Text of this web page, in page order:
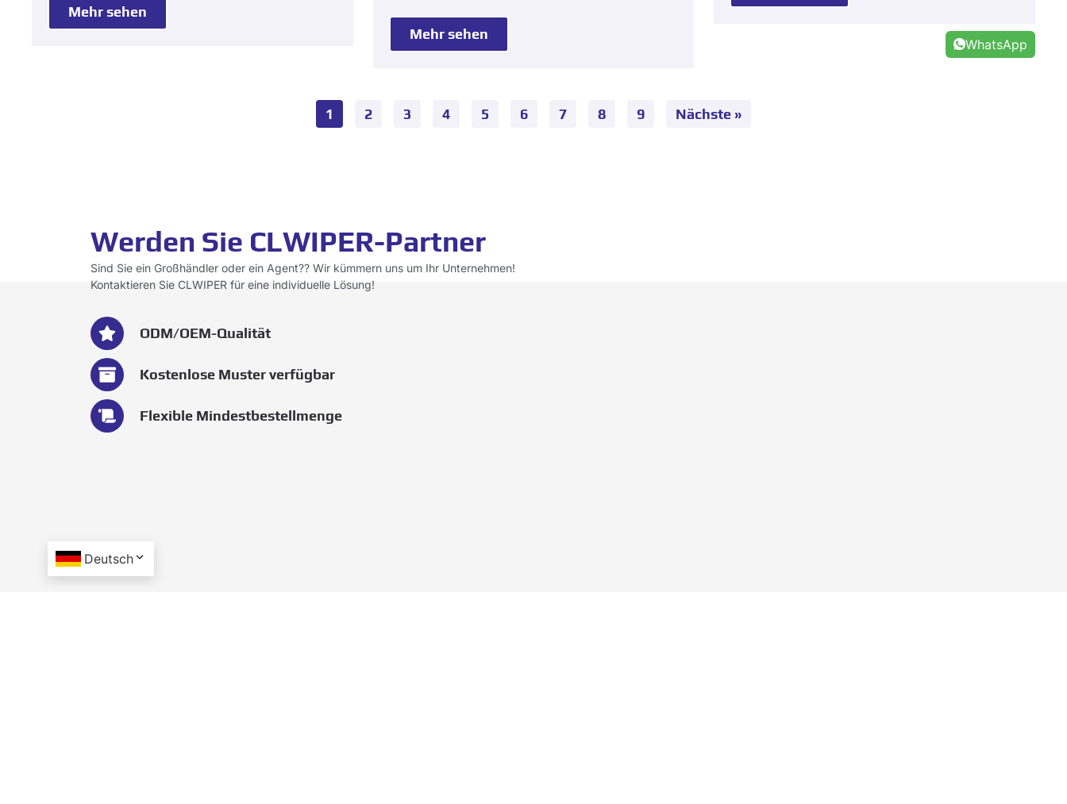
Mehr sehen
Mehr sehen
1 2 3 4 5 6 7 8 9 Nächste »
Werden Sie CLWIPER-Partner
Sind Sie ein Großhändler oder ein Agent?? Wir kümmern uns um Ihr Unternehmen!
Kontaktieren Sie CLWIPER für eine individuelle Lösung!
ODM/OEM-Qualität
Kostenlose Muster verfügbar
Flexible Mindestbestellmenge
WhatsApp
Deutsch